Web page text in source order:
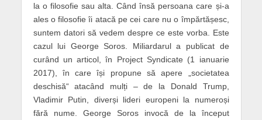
la o filosofie sau alta. Când însă persoana care și-a
ales o filosofie îi atacă pe cei care nu o împărtășesc,
suntem datori să vedem despre ce este vorba. Este
cazul lui George Soros. Miliardarul a publicat de
curând un articol, în Project Syndicate (1 ianuarie
2017), în care își propune să apere „societatea
deschisă“ atacând mulți – de la Donald Trump,
Vladimir Putin, diverși lideri europeni la numeroși
fără nume. George Soros invocă de la început